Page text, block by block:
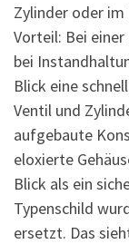
Zylinder oder
Vorteil: Bei
bei
Blick eine
Ventil und
aufgebaute
eloxierte
Blick als ein
Typenschild
ersetzt. Das